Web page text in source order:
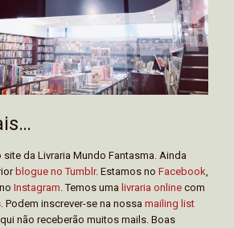
site da Livraria Mundo Fantasma. Ainda
blogue no Tumblr. Estamos no Facebook
Instagram . Temos uma livraria online com
Podem inscrever-se na nossa mailing list
não receberão muitos mails. Boas